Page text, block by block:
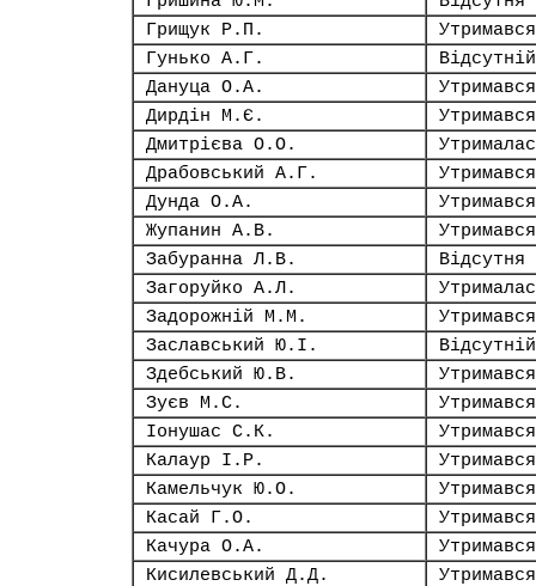
Грищук Р.П.
Утримався
Гунько А.Г.
Відсутній
Дануца О.А.
Утримався
Дирдін М.Є.
Утримався
Дмитрієва О.О.
Драбовський А.Г.
Утримався
Дунда О.А.
Утримався
Жупанин А.В.
Утримався
Забуранна Л.В.
Відсутня
Загоруйко А.Л.
Задорожній М.М.
Утримався
Заславський Ю.І.
Відсутній
Здебський Ю.В.
Утримався
Зуєв М.С.
Утримався
Іонушас С.К.
Утримався
Калаур І.Р.
Утримався
Камельчук Ю.О.
Утримався
Касай Г.О.
Утримався
Качура О.А.
Утримався
Кисилевський Д.Д.
Утримався